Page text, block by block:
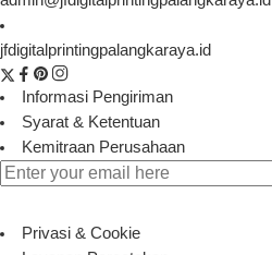
jfdigitalprintingpalangkaraya.id
Informasi Pengiriman
Syarat & Ketentuan
Kemitraan Perusahaan
Privasi & Cookie